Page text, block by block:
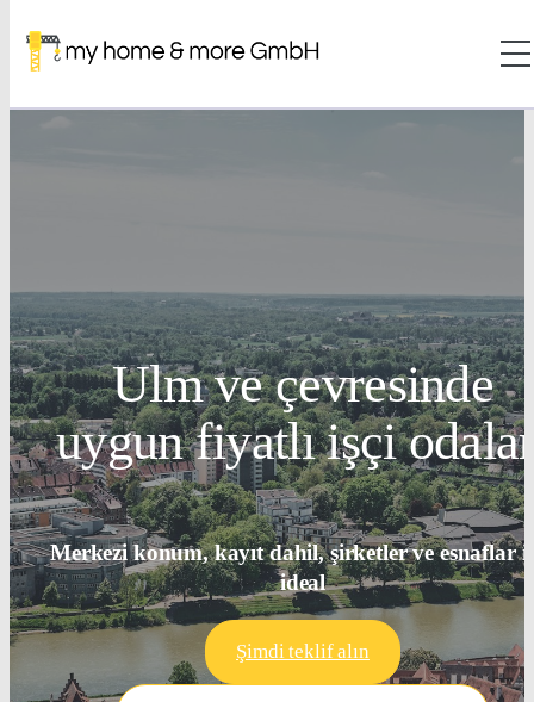
Ulm ve çevresinde
uygun fiyatlı işçi
Merkezi konum, kayıt dahil, şirketler ve esnaflar
ideal
Şimdi teklif alın